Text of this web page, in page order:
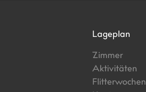
Lageplan
Zimmer
Aktivitäten
Flitterwochen